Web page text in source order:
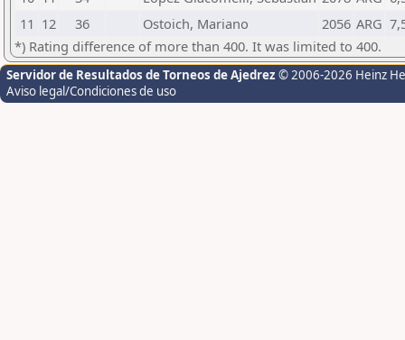
11 12 36 Ostoich, Mariano 2056 ARG
*) Rating difference of more than 400. It was limited to 400.
Servidor de Resultados de Torneos de Ajedrez © 2006-2026 Heinz
Aviso legal/Condiciones de uso